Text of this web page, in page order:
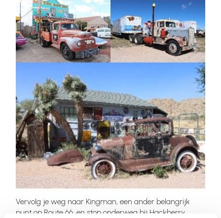
Vervolg je weg naar Kingman, een ander belangrijk
punt op Route 66, en stop onderweg bij Hackberry